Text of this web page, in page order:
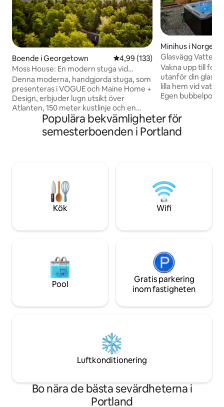
Boende i Georgetown 4,99 av 5 i genomsnittligt
4,99 (133)
Moss House: En modern stuga vid
vattnet i skogen
Denna moderna, handgjorda stuga, som
presenteras i VOGUE och Maine Home +
Design, erbjuder lugn utsikt över
Atlanten, 150 meter kustlinje och en
privat brygga, perfekt för morgonkaffe,
att sjösätta en kajak eller titta på sälar,
sjöfåglar och passerande båtar. Den
betong bildar en grundad, tyst
uttrycksfull och hållbart byggd
tillflyktsort. 1 timme från Portland, men
en värld isär.
Minihus i Norge
Glasvägg
spis Miniboende
Vakna upp till
utanför din
lilla hem vid
Egen bubbelpool
queensize-säng
vattnet,
och direkt
nära Sunday
Maine-äventyr.
Populära bekvämligheter för
semesterboenden i Portland
Kök Wifi
Pool
Gratis parkering
inom fastigheten
Luftkonditionering
Bo nära de bästa sevärdheterna i
Portland